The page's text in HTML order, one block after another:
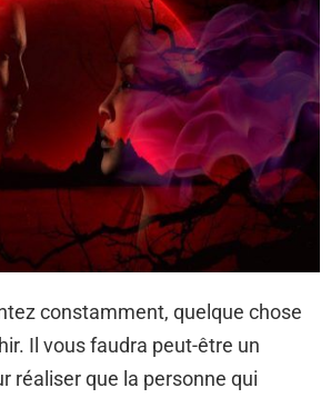
constamment, quelque chose
Il vous faudra peut-être un
réaliser que la personne qui